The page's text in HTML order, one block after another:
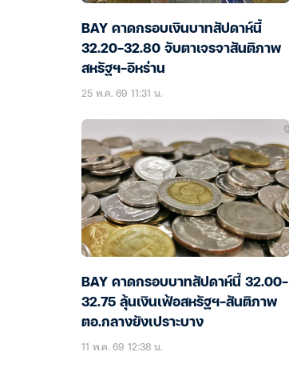
BAY คาดกรอบเงินบาทสัปดาห์นี้
32.20-32.80 จับตาเจรจาสันติภาพ
สหรัฐฯ-อิหร่าน
25 พ.ค. 69 11:31 น.
BAY คาดกรอบบาทสัปดาห์นี้ 32.00-
32.75 ลุ้นเงินเฟ้อสหรัฐฯ-สันติภาพ
ตอ.กลางยังเปราะบาง
11 พ.ค. 69 12:38 น.